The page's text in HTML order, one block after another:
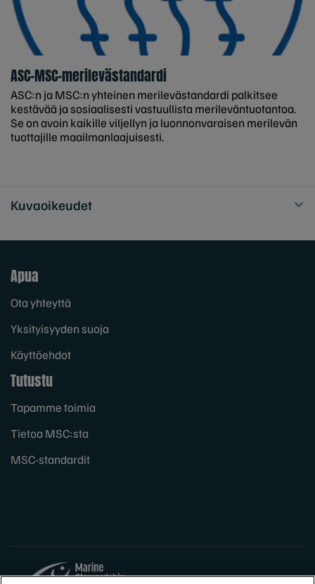
ASC-MSC-merilevästandardi
ASC:n ja MSC:n yhteinen merilevästandardi palkitsee
kestävää ja sosiaalisesti vastuullista merileväntuotantoa.
Se on avoin kaikille viljellyn ja luonnonvaraisen merilevän
tuottajille maailmanlaajuisesti.
Kuvaoikeudet
Apua
Ota yhteyttä
Yksityisyyden suoja
Käyttöehdot
Tutustu
Tapamme toimia
Tietoa MSC:sta
MSC-standardit